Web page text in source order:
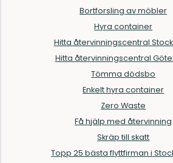
Bortforsling av möbler
Hyra container
Hitta återvinningscentral
Hitta återvinningscentral
Tömma dödsbo
Enkelt hyra container
Zero Waste
Få hjälp med återvinning
Skräp till skatt
Topp 25 bästa flyttfirman i